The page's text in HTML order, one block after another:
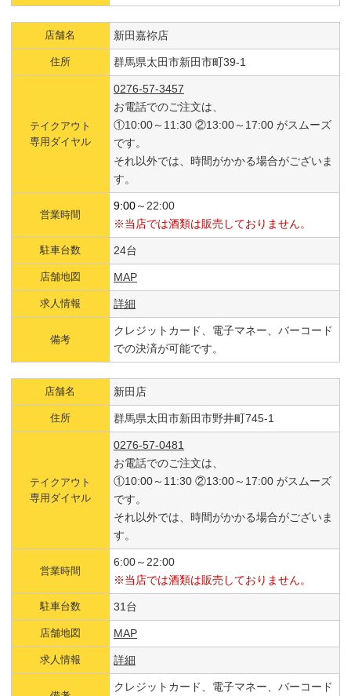
店舗名 新田嘉祢店
住所 群馬県太田市新田市町39-1
テイクアウト
専用ダイヤル
0276-57-3457
お電話でのご注文は、
①10:00～11:30 ②13:00～17:00 がスムーズ
です。
それ以外では、時間がかかる場合がございま
す。
営業時間
9:00～22:00
※当店では酒類は販売しておりません。
駐車台数 24台
店舗地図 MAP
求人情報 詳細
備考
クレジットカード、電子マネー、バーコード
での決済が可能です。
店舗名 新田店
住所 群馬県太田市新田市野井町745-1
テイクアウト
専用ダイヤル
0276-57-0481
お電話でのご注文は、
①10:00～11:30 ②13:00～17:00 がスムーズ
です。
それ以外では、時間がかかる場合がございま
す。
営業時間
6:00～22:00
※当店では酒類は販売しておりません。
駐車台数 31台
店舗地図 MAP
求人情報 詳細
クレジットカード、電子マネー、バーコード